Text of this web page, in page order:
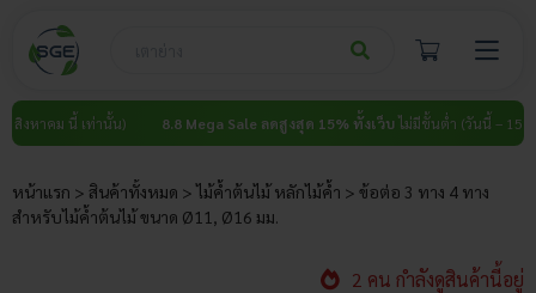
content
ม นี้ เท่านั้น) 8.8 Mega Sale ลดสูงสุด 15% ทั้งเว็บไม่มีขั้นต่ำ (วันนี้ – 15 สิงหาคม
หน้าแรก > สินค้าทั้งหมด >ไม้ค้ำต้นไม้ หลักไม้ค้ำ > ข้อต่อ 3 ทาง 4 ทาง
สำหรับไม้ค้ำต้นไม้ ขนาด Ø11, Ø16 มม.
2 คน กำลังดูสินค้านี้อยู่